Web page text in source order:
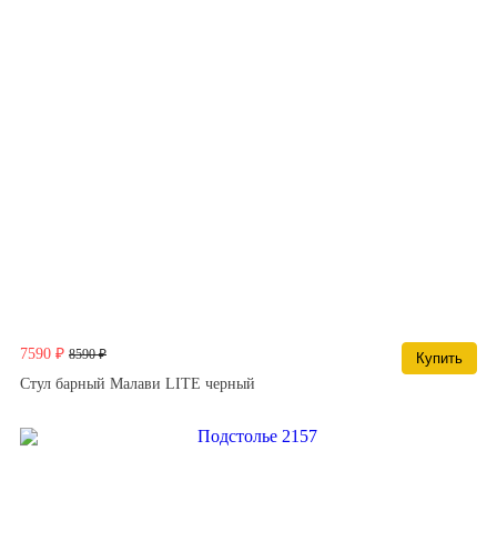
7590 ₽ 8590 ₽
Купить
Стул барный Малави LITE черный